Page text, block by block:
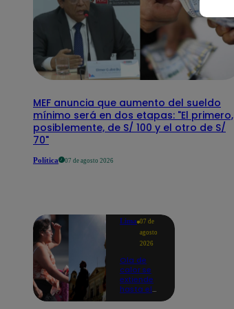
MEF anuncia que aumento del sueldo
mínimo será en dos etapas: "El primero,
posiblemente, de S/ 100 y el otro de S/
70"
Política 07 de agosto 2026
Lima 07 de
agosto
2026
Ola de
calor se
extiende
hasta el